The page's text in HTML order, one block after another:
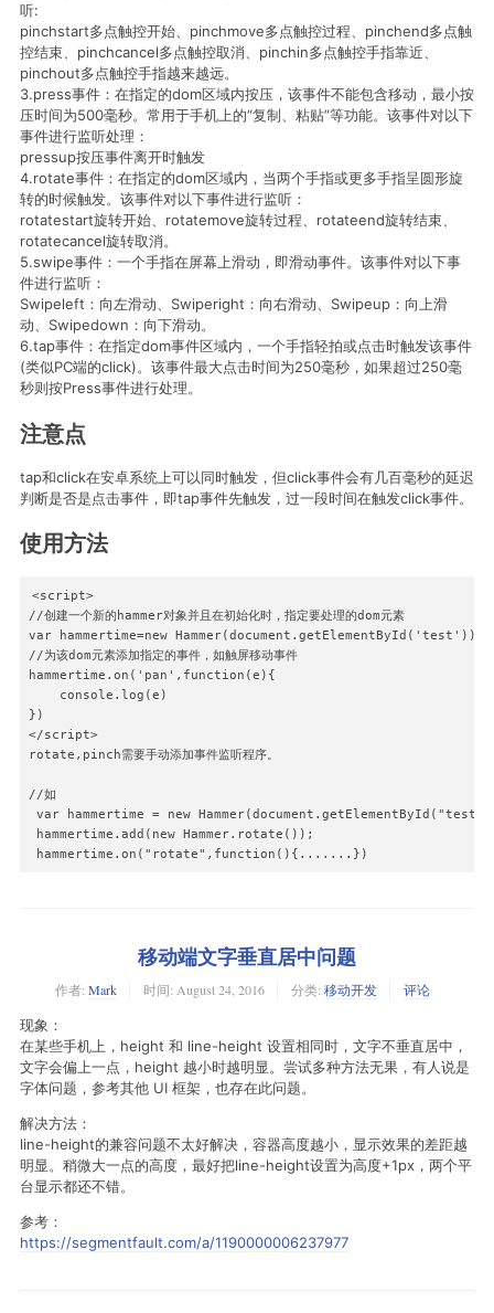
听:
pinchstart多点触控开始、pinchmove多点触控过程、pinchend多点触
控结束、pinchcancel多点触控取消、pinchin多点触控手指靠近、
pinchout多点触控手指越来越远。
3.press事件：在指定的dom区域内按压，该事件不能包含移动，最小按
压时间为500毫秒。常用于手机上的“复制、粘贴”等功能。该事件对以下
事件进行监听处理：
pressup按压事件离开时触发
4.rotate事件：在指定的dom区域内，当两个手指或更多手指呈圆形旋
转的时候触发。该事件对以下事件进行监听：
rotatestart旋转开始、rotatemove旋转过程、rotateend旋转结束、
rotatecancel旋转取消。
5.swipe事件：一个手指在屏幕上滑动，即滑动事件。该事件对以下事
件进行监听：
Swipeleft：向左滑动、Swiperight：向右滑动、Swipeup：向上滑
动、Swipedown：向下滑动。
6.tap事件：在指定dom事件区域内，一个手指轻拍或点击时触发该事件
(类似PC端的click)。该事件最大点击时间为250毫秒，如果超过250毫
秒则按Press事件进行处理。
注意点
tap和click在安卓系统上可以同时触发，但click事件会有几百毫秒的延迟
判断是否是点击事件，即tap事件先触发，过一段时间在触发click事件。
使用方法
<script>
//创建一个新的hammer对象并且在初始化时，指定要处理的dom元素
var hammertime=new Hammer(document.getElementById('test'))
//为该dom元素添加指定的事件，如触屏移动事件
hammertime.on('pan',function(e){
    console.log(e)
})
</script>
rotate,pinch需要手动添加事件监听程序。
//如
var hammertime = new
hammertime.add(new Hammer.rotate());
hammertime.on("rotate",function(){.......})
移动端文字垂直居中问题
作者: Mark 时间: August 24, 2016 分类: 移动开发
评论
现象：
在某些手机上，height 和 line-height 设置相同时，文字不垂直居中，
文字会偏上一点，height 越小时越明显。尝试多种方法无果，有人说是
字体问题，参考其他 UI 框架，也存在此问题。
解决方法：
line-height的兼容问题不太好解决，容器高度越小，显示效果的差距越
明显。稍微大一点的高度，最好把line-height设置为高度+1px，两个平
台显示都还不错。
参考：
https://segmentfault.com/a/1190000006237977